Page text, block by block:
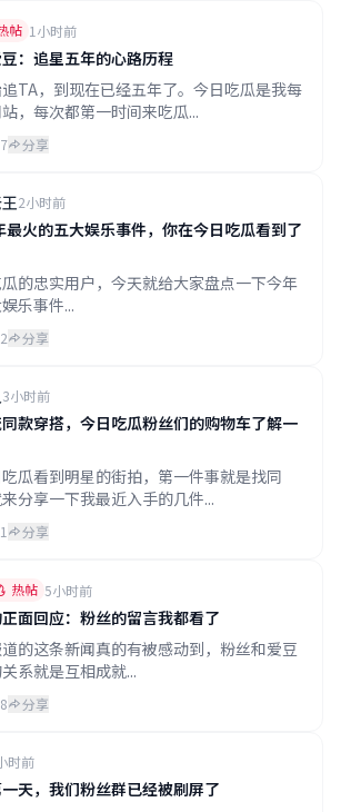
帖 1小时前
：追星五年的心路历程
TA，到现在已经五年了。今日吃瓜是我每
，每次都第一时间来吃瓜...
分享
2小时前
最火的五大娱乐事件，你在今日吃瓜看到了
的忠实用户，今天就给大家盘点一下今年
乐事件...
分享
3小时前
款穿搭，今日吃瓜粉丝们的购物车了解一
瓜看到明星的街拍，第一件事就是找同
分享一下我最近入手的几件...
分享
热帖 5小时前
面回应：粉丝的留言我都看了
的这条新闻真的有被感动到，粉丝和爱豆
系就是互相成就...
分享
时前
天，我们粉丝群已经被刷屏了